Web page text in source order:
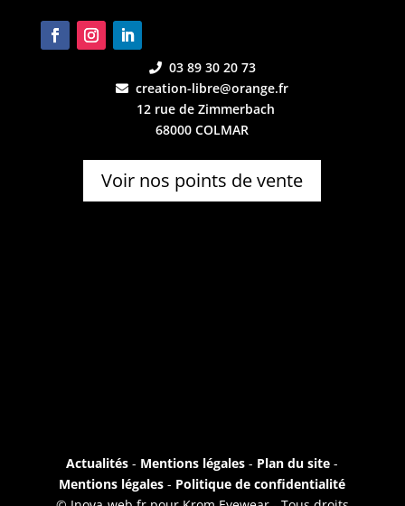
03 89 30 20 73
creation-libre@orange.fr
12 rue de Zimmerbach
68000 COLMAR
Voir nos points de vente
Actualités - Mentions légales- Plan du site -
Mentions légales- Politique de confidentialité